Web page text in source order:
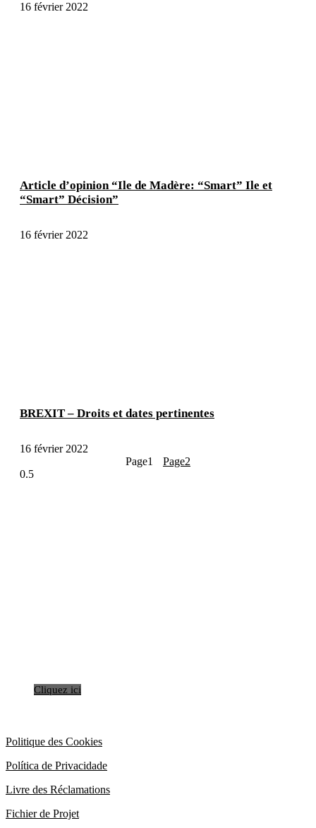
16 février 2022
Article d’opinion “Ile de Madère: “Smart” Ile et
“Smart” Décision”
16 février 2022
BREXIT – Droits et dates pertinentes
16 février 2022
Page1 Page2
Cliquez ici
Politique des Cookies
Política de Privacidade
Livre des Réclamations
Fichier de Projet